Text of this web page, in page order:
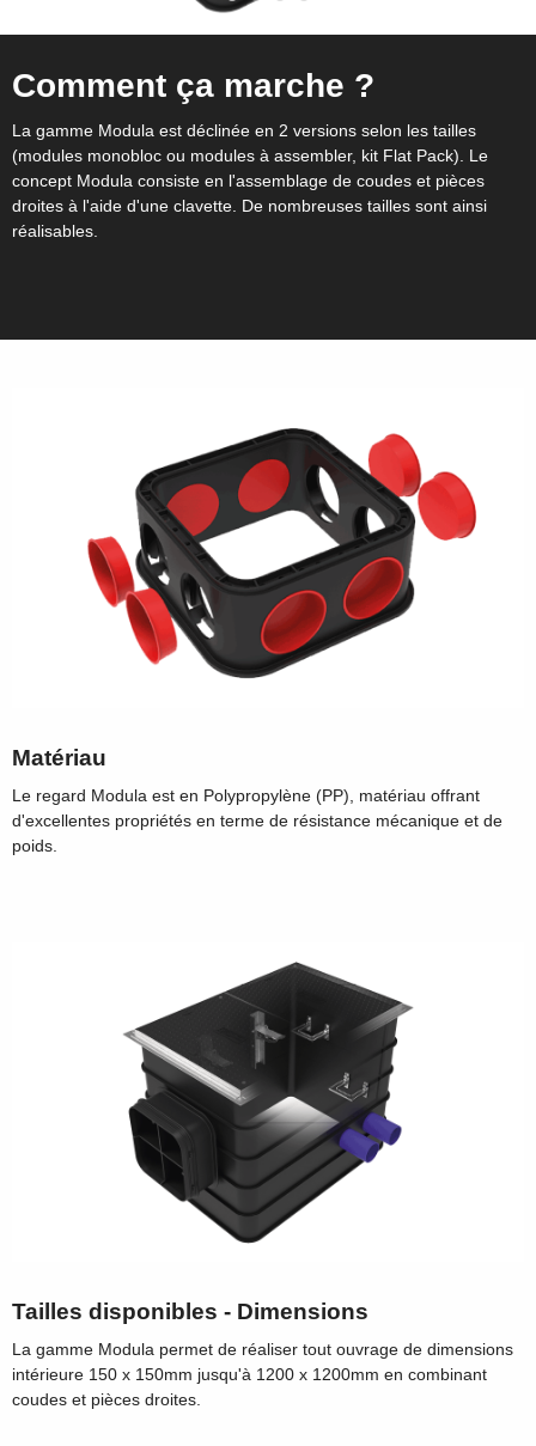
Comment ça marche ?
La gamme Modula est déclinée en 2 versions selon les tailles
(modules monobloc ou modules à assembler, kit Flat Pack). Le
concept Modula consiste en l'assemblage de coudes et pièces
droites à l'aide d'une clavette. De nombreuses tailles sont ainsi
réalisables.
Matériau
Le regard Modula est en Polypropylène (PP), matériau offrant
d'excellentes propriétés en terme de résistance mécanique et de
poids.
Tailles disponibles - Dimensions
La gamme Modula permet de réaliser tout ouvrage de dimensions
intérieure 150 x 150mm jusqu'à 1200 x 1200mm en combinant
coudes et pièces droites.